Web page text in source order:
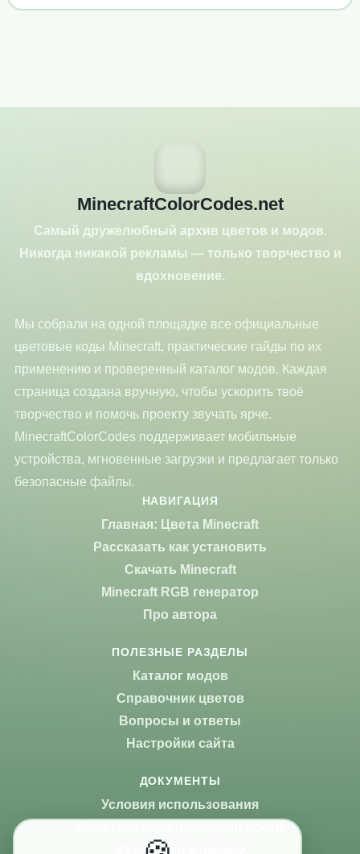
MinecraftColorCodes.net
Самый дружелюбный архив цветов и модов.
Никогда никакой рекламы — только творчество и
вдохновение.
Мы собрали на одной площадке все официальные
цветовые коды Minecraft, практические гайды по их
применению и проверенный каталог модов. Каждая
страница создана вручную, чтобы ускорить твоё
творчество и помочь проекту звучать ярче.
MinecraftColorCodes поддерживает мобильные
устройства, мгновенные загрузки и предлагает только
безопасные файлы.
НАВИГАЦИЯ
Главная: Цвета Minecraft
Рассказать как установить
Скачать Minecraft
Minecraft RGB генератор
Про автора
ПОЛЕЗНЫЕ РАЗДЕЛЫ
Каталог модов
Справочник цветов
Вопросы и ответы
Настройки сайта
ДОКУМЕНТЫ
Условия использования
Вернуться в начало